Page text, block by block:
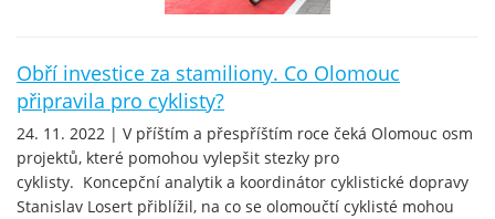
Obří investice za stamiliony. Co Olomouc
připravila pro cyklisty?
24. 11. 2022 | V příštím a přespříštím roce čeká Olomouc osm
projektů, které pomohou vylepšit stezky pro
cyklisty. Koncepční analytik a koordinátor cyklistické dopravy
Stanislav Losert přiblížil, na co se olomoučtí cyklisté mohou